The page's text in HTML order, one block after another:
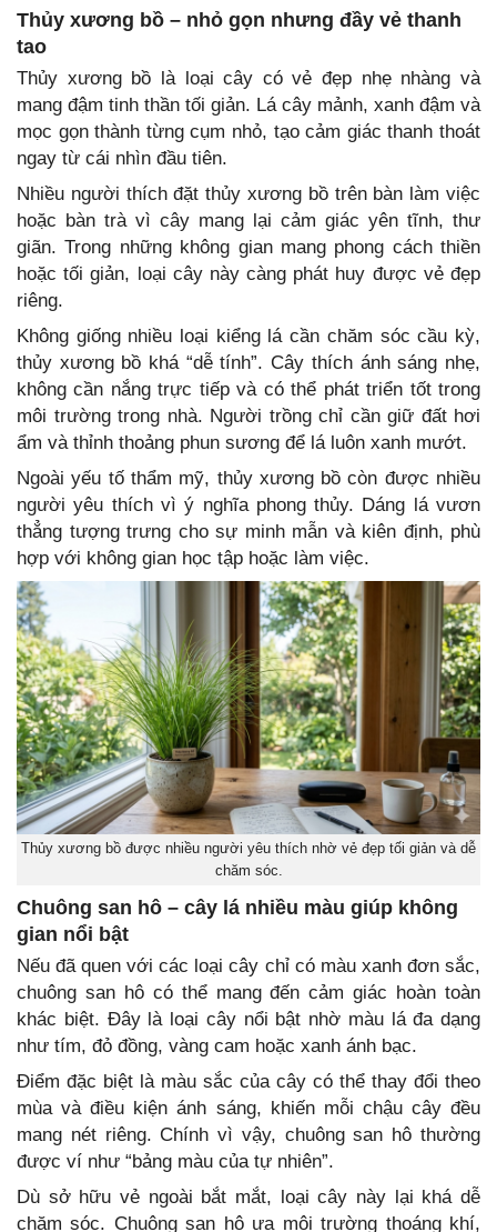
Thủy xương bồ – nhỏ gọn nhưng đầy vẻ thanh
tao
Thủy xương bồ là loại cây có vẻ đẹp nhẹ nhàng và
mang đậm tinh thần tối giản. Lá cây mảnh, xanh đậm và
mọc gọn thành từng cụm nhỏ, tạo cảm giác thanh thoát
ngay từ cái nhìn đầu tiên.
Nhiều người thích đặt thủy xương bồ trên bàn làm việc
hoặc bàn trà vì cây mang lại cảm giác yên tĩnh, thư
giãn. Trong những không gian mang phong cách thiền
hoặc tối giản, loại cây này càng phát huy được vẻ đẹp
riêng.
Không giống nhiều loại kiểng lá cần chăm sóc cầu kỳ,
thủy xương bồ khá “dễ tính”. Cây thích ánh sáng nhẹ,
không cần nắng trực tiếp và có thể phát triển tốt trong
môi trường trong nhà. Người trồng chỉ cần giữ đất hơi
ẩm và thỉnh thoảng phun sương để lá luôn xanh mướt.
Ngoài yếu tố thẩm mỹ, thủy xương bồ còn được nhiều
người yêu thích vì ý nghĩa phong thủy. Dáng lá vươn
thẳng tượng trưng cho sự minh mẫn và kiên định, phù
hợp với không gian học tập hoặc làm việc.
Thủy xương bồ được nhiều người yêu thích nhờ vẻ đẹp tối giản và dễ
chăm sóc.
Chuông san hô – cây lá nhiều màu giúp không
gian nổi bật
Nếu đã quen với các loại cây chỉ có màu xanh đơn sắc,
chuông san hô có thể mang đến cảm giác hoàn toàn
khác biệt. Đây là loại cây nổi bật nhờ màu lá đa dạng
như tím, đỏ đồng, vàng cam hoặc xanh ánh bạc.
Điểm đặc biệt là màu sắc của cây có thể thay đổi theo
mùa và điều kiện ánh sáng, khiến mỗi chậu cây đều
mang nét riêng. Chính vì vậy, chuông san hô thường
được ví như “bảng màu của tự nhiên”.
Dù sở hữu vẻ ngoài bắt mắt, loại cây này lại khá dễ
chăm sóc. Chuông san hô ưa môi trường thoáng khí,